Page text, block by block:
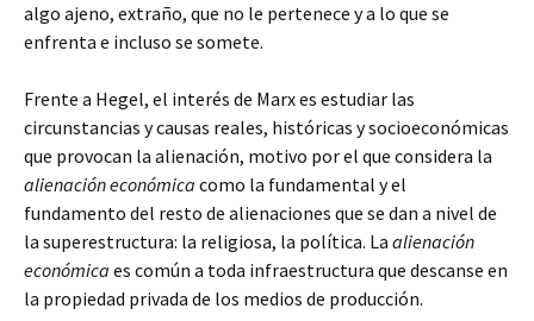
algo ajeno, extraño, que no le pertenece y a lo que se
enfrenta e incluso se somete.
Frente a Hegel, el interés de Marx es estudiar las
circunstancias y causas reales, históricas y socioeconómicas
que provocan la alienación, motivo por el que considera la
alienación económica como la fundamental y el
fundamento del resto de alienaciones que se dan a nivel de
la superestructura: la religiosa, la política. La alienación
económica es común a toda infraestructura que descanse en
la propiedad privada de los medios de producción.